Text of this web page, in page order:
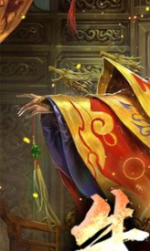
居家生活
女裝
日本購物 電子